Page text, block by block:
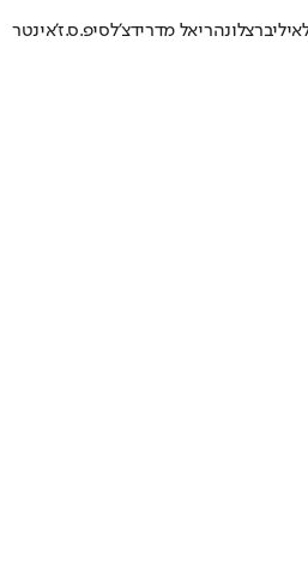
ברצלונהריאל מדרידצ'לסיפ.ס.ז'אינטר